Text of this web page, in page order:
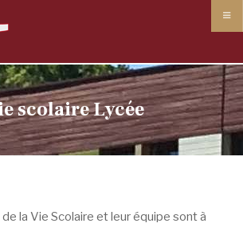
scolaire Lycée
la Vie Scolaire et leur équipe sont à
cookies